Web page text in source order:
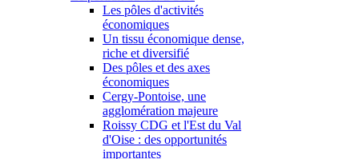
Les pôles d'activités
économiques
Un tissu économique dense,
riche et diversifié
Des pôles et des axes
économiques
Cergy-Pontoise, une
agglomération majeure
Roissy CDG et l'Est du Val
d'Oise : des opportunités
importantes